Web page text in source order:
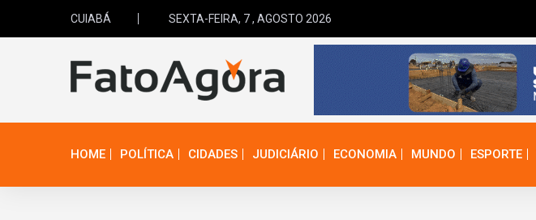
CUIABÁ SEXTA-FEIRA, 7 , AGOSTO 2026
HOME POLÍTICA CIDADES JUDICIÁRIO ECONOMIA MUNDO ESPORTE